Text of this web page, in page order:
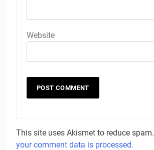
Website
This site uses Akismet to reduce spam.
your comment data is processed.